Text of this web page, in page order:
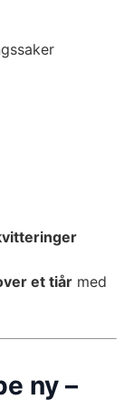
et tiår med
ny –